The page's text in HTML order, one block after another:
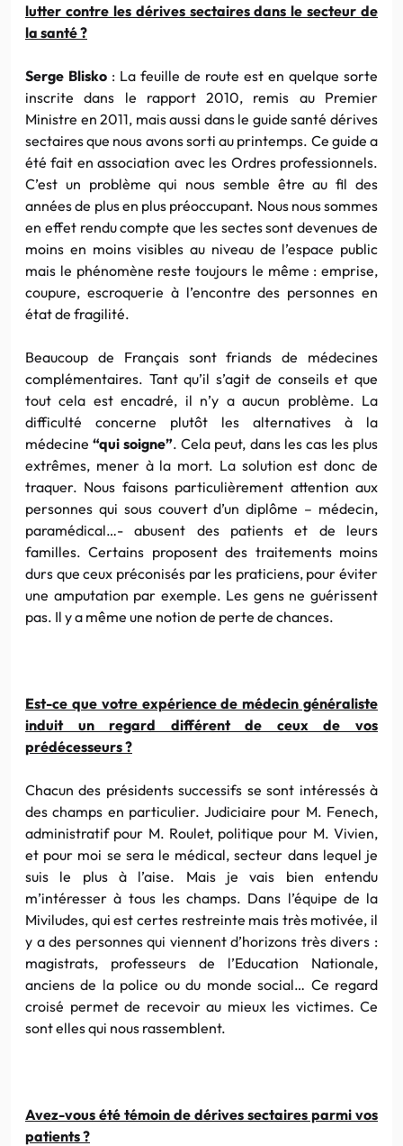
lutter contre les dérives sectaires dans le secteur de
la santé ?
Serge Blisko : La feuille de route est en quelque sorte
inscrite dans le rapport 2010, remis au Premier
Ministre en 2011, mais aussi dans le guide santé dérives
sectaires que nous avons sorti au printemps. Ce guide a
été fait en association avec les Ordres professionnels.
C’est un problème qui nous semble être au fil des
années de plus en plus préoccupant. Nous nous sommes
en effet rendu compte que les sectes sont devenues de
moins en moins visibles au niveau de l’espace public
mais le phénomène reste toujours le même : emprise,
coupure, escroquerie à l’encontre des personnes en
état de fragilité.
Beaucoup de Français sont friands de médecines
complémentaires. Tant qu’il s’agit de conseils et que
tout cela est encadré, il n’y a aucun problème. La
difficulté concerne plutôt les alternatives à la
médecine“qui soigne”. Cela peut, dans les cas les plus
extrêmes, mener à la mort. La solution est donc de
traquer. Nous faisons particulièrement attention aux
personnes qui sous couvert d’un diplôme – médecin,
paramédical…- abusent des patients et de leurs
familles. Certains proposent des traitements moins
durs que ceux préconisés par les praticiens, pour éviter
une amputation par exemple. Les gens ne guérissent
pas. Il y a même une notion de perte de chances.
Est-ce que votre expérience de médecin généraliste
induit un regard différent de ceux de vos
prédécesseurs ?
Chacun des présidents successifs se sont intéressés à
des champs en particulier. Judiciaire pour M. Fenech,
administratif pour M. Roulet, politique pour M. Vivien,
et pour moi se sera le médical, secteur dans lequel je
suis le plus à l’aise. Mais je vais bien entendu
m’intéresser à tous les champs. Dans l’équipe de la
Miviludes, qui est certes restreinte mais très motivée, il
y a des personnes qui viennent d’horizons très divers :
magistrats, professeurs de l’Education Nationale,
anciens de la police ou du monde social… Ce regard
croisé permet de recevoir au mieux les victimes. Ce
sont elles qui nous rassemblent.
Avez-vous été témoin de dérives sectaires parmi vos
patients ?